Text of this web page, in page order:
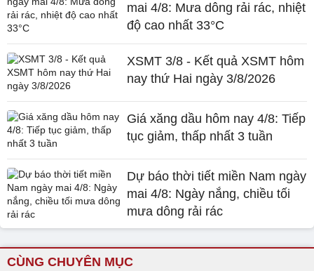
mai 4/8: Mưa dông rải rác, nhiệt
độ cao nhất 33°C
XSMT 3/8 - Kết quả XSMT hôm
nay thứ Hai ngày 3/8/2026
Giá xăng dầu hôm nay 4/8: Tiếp
tục giảm, thấp nhất 3 tuần
Dự báo thời tiết miền Nam ngày
mai 4/8: Ngày nắng, chiều tối
mưa dông rải rác
CÙNG CHUYÊN MỤC